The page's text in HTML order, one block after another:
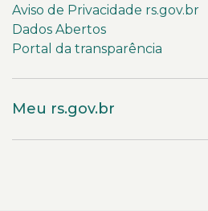
Aviso de Privacidade rs.gov.br
Dados Abertos
Portal da transparência
Meu rs.gov.br